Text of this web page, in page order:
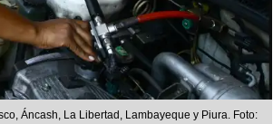
Áncash, La Libertad, Lambayeque y Piura. Foto: